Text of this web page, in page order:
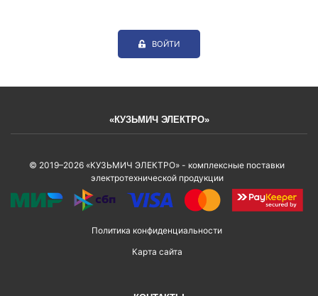
ВОЙТИ
«КУЗЬМИЧ ЭЛЕКТРО»
© 2019–2026 «КУЗЬМИЧ ЭЛЕКТРО» - комплексные поставки
электротехнической продукции
Политика конфиденциальности
Карта сайта